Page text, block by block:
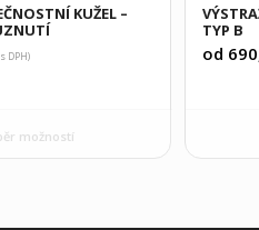
KUŽEL –
DPH)
možností
TYP B
od